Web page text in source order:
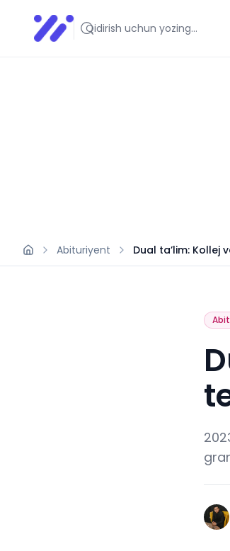
Infoedu
Ta&#039;lim xabarlari va yangiliklari
Abituriyent Dual ta’lim:
U